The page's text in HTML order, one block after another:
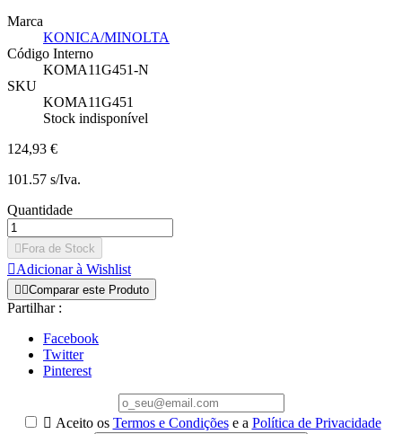
Marca
KONICA/MINOLTA
Código Interno
KOMA11G451-N
SKU
KOMA11G451
Stock indisponível
124,93 €
101.57 s/Iva.
Quantidade
 Fora de Stock
Adicionar à Wishlist
 Comparar este Produto
Partilhar :
Facebook
Twitter
Pinterest
 Aceito os Termos e Condiçõese a Política de Privacidade